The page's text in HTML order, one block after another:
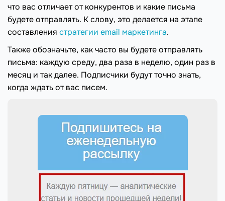
что вас отличает от конкурентов и какие письма
будете отправлять. К слову, это делается на этапе
составления стратегии email маркетинга.
Также обозначьте, как часто вы будете отправлять
письма: каждую среду, два раза в неделю, один раз в
месяц и так далее. Подписчики будут точно знать,
когда ждать от вас писем.